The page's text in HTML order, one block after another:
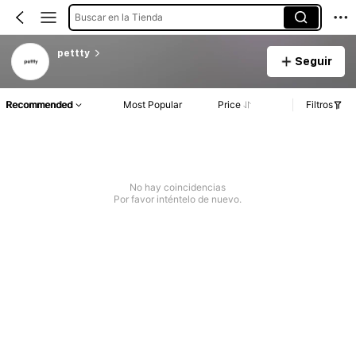
Buscar en la Tienda
pettty
Seguir
Recommended Most Popular Price Filtros
No hay coincidencias
Por favor inténtelo de nuevo.